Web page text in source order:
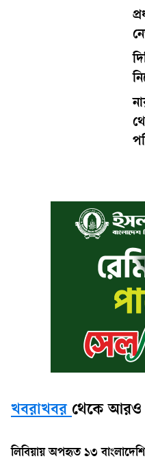
খবরাখবর থেকে
লিবিয়ায় অপহৃত ১৩ বাংলাদেশি